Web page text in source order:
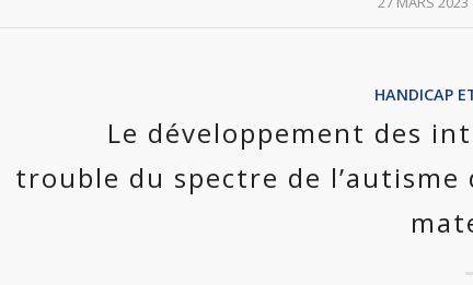
HANDICAP
Le développement des
trouble du spectre de l’autisme